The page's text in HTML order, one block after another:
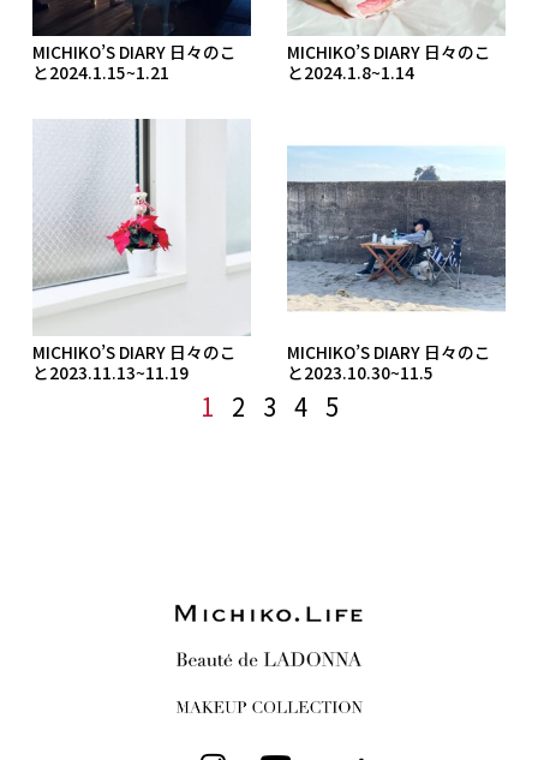
MICHIKO’S DIARY 日々のこ
と2024.1.15~1.21
MICHIKO’S DIARY 日々のこ
と2024.1.8~1.14
MICHIKO’S DIARY 日々のこ
と2023.11.13~11.19
MICHIKO’S DIARY 日々のこ
と2023.10.30~11.5
1 2 3 4 5
I Y